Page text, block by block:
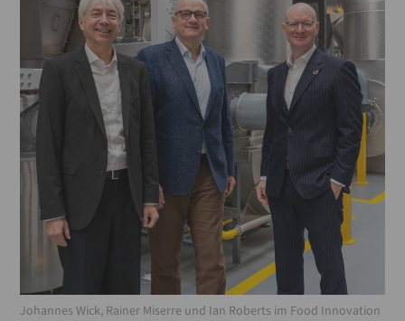
Johannes Wick, Rainer Miserre und Ian Roberts im Food Innovation